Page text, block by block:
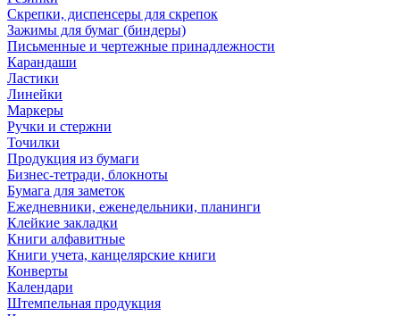
Скрепки, диспенсеры для скрепок
Зажимы для бумаг (биндеры)
Письменные и чертежные принадлежности
Карандаши
Ластики
Линейки
Маркеры
Ручки и стержни
Точилки
Продукция из бумаги
Бизнес-тетради, блокноты
Бумага для заметок
Ежедневники, еженедельники, планинги
Клейкие закладки
Книги алфавитные
Книги учета, канцелярские книги
Конверты
Календари
Штемпельная продукция